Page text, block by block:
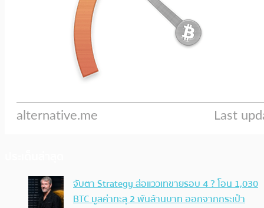
จับตา Strategy ส่อแววเทขายรอบ 4 ? โอน 1,030
BTC มูลค่าทะลุ 2 พันล้านบาท ออกจากกระเป๋า